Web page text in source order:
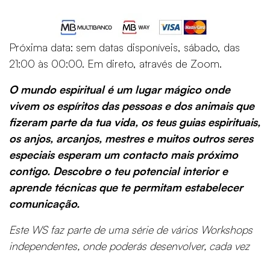
Próxima data: sem datas disponíveis, sábado, das
21:00 às 00:00. Em direto, através de Zoom.
O mundo espiritual é um lugar mágico onde
vivem os espíritos das pessoas e dos animais que
fizeram parte da tua vida, os teus guias espirituais,
os anjos, arcanjos, mestres e muitos outros seres
especiais esperam um contacto mais próximo
contigo. Descobre o teu potencial interior e
aprende técnicas que te permitam estabelecer
comunicação.
Este WS faz parte de uma série de vários Workshops
independentes, onde poderás desenvolver, cada vez